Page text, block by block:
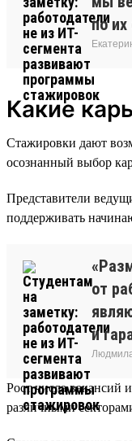
по
Какие
Стажировки дают
осознанный выбор
Представители
поддерживать
от
и
Рост числа вакансий
различными